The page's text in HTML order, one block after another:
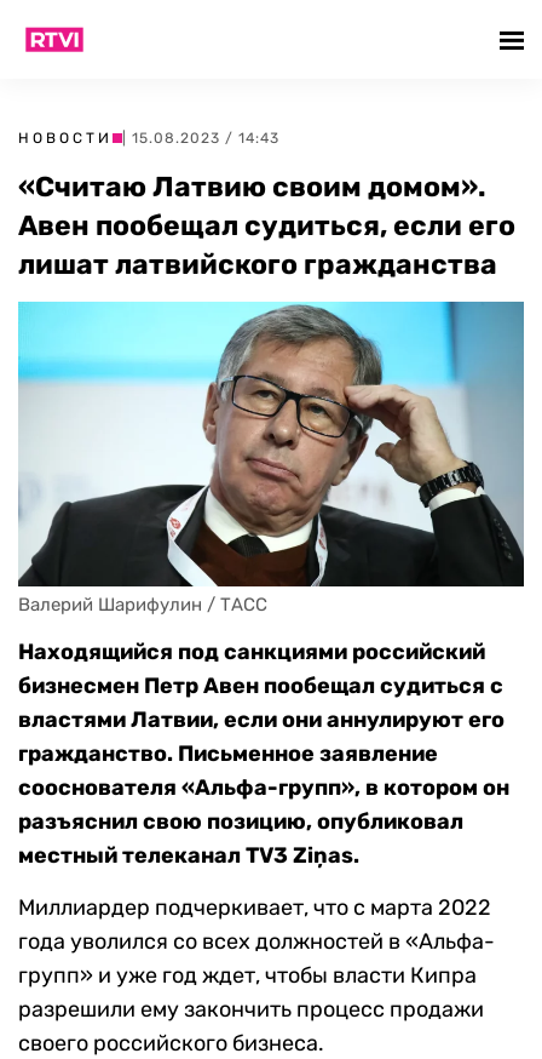
НОВОСТИ | 15.08.2023 / 14:43
«Считаю Латвию своим домом».
Авен пообещал судиться, если его
лишат латвийского гражданства
Валерий Шарифулин / ТАСС
Находящийся под санкциями российский
бизнесмен Петр Авен пообещал судиться с
властями Латвии, если они аннулируют его
гражданство. Письменное заявление
сооснователя «Альфа-групп», в котором он
разъяснил свою позицию, опубликовал
местный телеканал TV3 Ziņas.
Миллиардер подчеркивает, что с марта 2022
года уволился со всех должностей в «Альфа-
групп» и уже год ждет, чтобы власти Кипра
разрешили ему закончить процесс продажи
своего российского бизнеса.